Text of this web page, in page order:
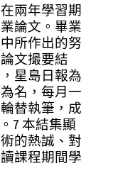
兩年學習期
論文。畢業
所作出的努
文撮要結
星島日報為
名，每月一
替執筆，成
7 本結集顯
的熱誠、對
課程期間學